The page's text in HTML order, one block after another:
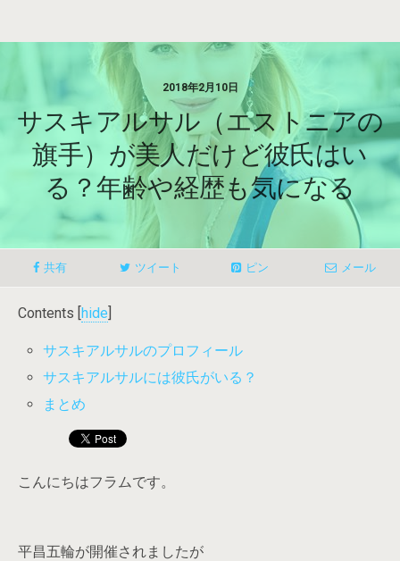
2018年2月10日
サスキアルサル（エストニアの
旗手）が美人だけど彼氏はい
る？年齢や経歴も気になる
共有 ツイート ピン メール
Contents [hide]
サスキアルサルのプロフィール
サスキアルサルには彼氏がいる？
まとめ
こんにちはフラムです。
平昌五輪が開催されましたが